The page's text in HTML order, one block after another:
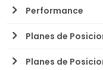
Performance
Planes de
Planes de